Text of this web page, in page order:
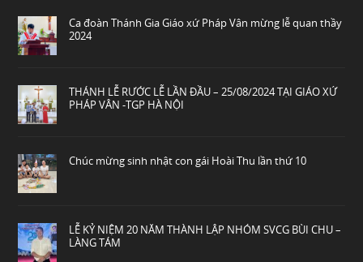
Ca đoàn Thánh Gia Giáo xứ Pháp Vân mừng lễ quan thầy
2024
THÁNH LỄ RƯỚC LỄ LẦN ĐẦU – 25/08/2024 TẠI GIÁO XỨ
PHÁP VÂN -TGP HÀ NỘI
Chúc mừng sinh nhật con gái Hoài Thu lần thứ 10
LỄ KỶ NIỆM 20 NĂM THÀNH LẬP NHÓM SVCG BÙI CHU –
LÀNG TÁM